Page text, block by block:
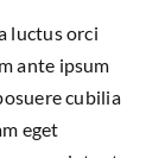
luctus orci
ante ipsum
cubilia
eget